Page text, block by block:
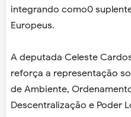
integrando como0
Europeus.
A deputada Celeste
reforça a representação
de Ambiente,
Descentralização e Poder